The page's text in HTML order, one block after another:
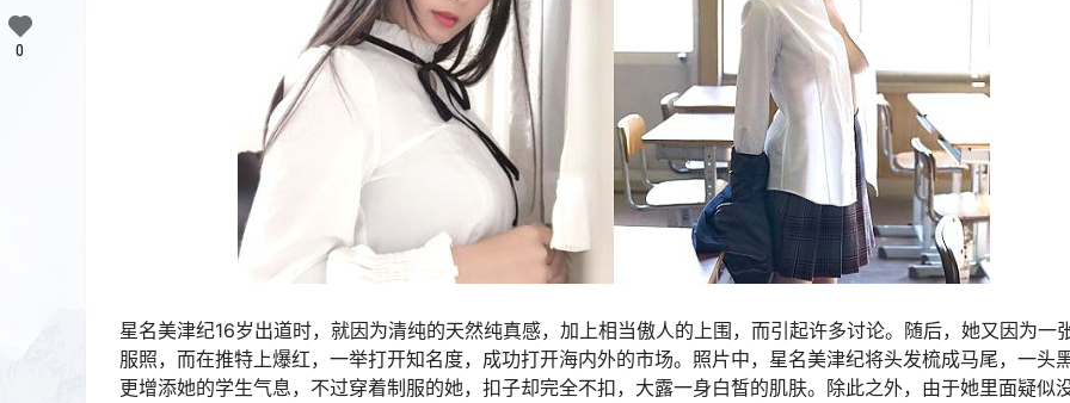
星名美津纪16岁出道时，就因为清纯的天然纯真感，加上相当傲人的上围，而引起许多讨论。随后，她又因为一
服照，而在推特上爆红，一举打开知名度，成功打开海内外的市场。照片中，星名美津纪将头发梳成马尾，一头
更增添她的学生气息，不过穿着制服的她，扣子却完全不扣，大露一身白皙的肌肤。除此之外，由于她里面疑似
0